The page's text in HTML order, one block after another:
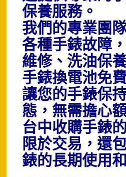
保養服務。
我們的專業團
各種手錶故障
維修、洗油保
手錶換電池免
讓您的手錶保
態，無需擔心
台中收購手錶
限於交易，還
錶的長期使用